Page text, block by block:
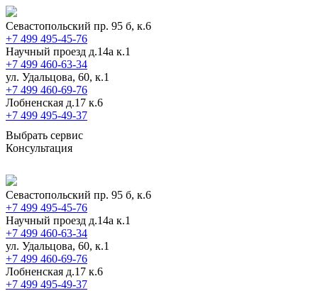
Севастопольский пр. 95 б, к.6
+7 499 495-45-76
Научный проезд д.14а к.1
+7 499 460-63-34
ул. Удальцова, 60, к.1
+7 499 460-69-76
Лобненская д.17 к.6
+7 499 495-49-37
Выбрать сервис
Консультация
Севастопольский пр. 95 б, к.6
+7 499 495-45-76
Научный проезд д.14а к.1
+7 499 460-63-34
ул. Удальцова, 60, к.1
+7 499 460-69-76
Лобненская д.17 к.6
+7 499 495-49-37